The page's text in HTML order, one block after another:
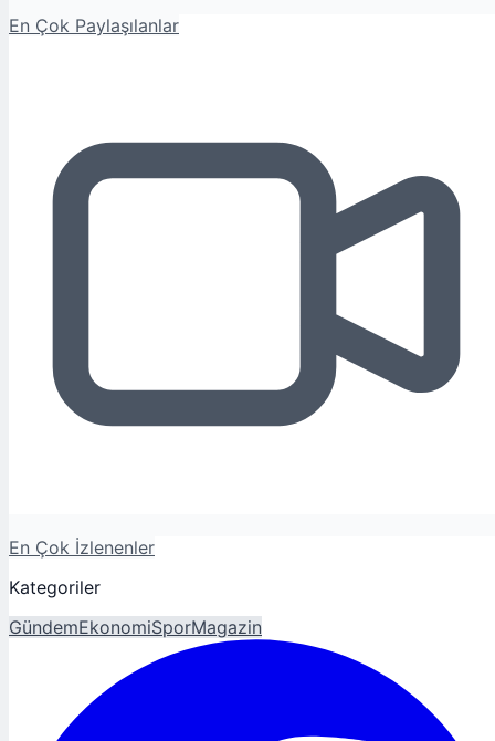
En Çok Paylaşılanlar
En Çok İzlenenler
Kategoriler
GündemEkonomiSporMagazin